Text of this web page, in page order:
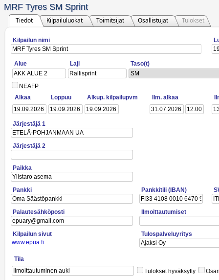
MRF Tyres SM Sprint
Tiedot Kilpailuluokat Toimitsijat Osallistujat Tulokset
Kilpailun nimi
Alue Laji
Taso(t)
SM
NEAFP
Alkaa
Loppuu Alkup. kilpailupvm Ilm. alkaa
Järjestäjä 1
Järjestäjä 2
Paikka
Pankki Pankkitili (IBAN)
Palautesähköposti Ilmoittautumiset
Kilpailun sivut
Tulospalveluyritys
www.epua.fi
Tila
Tulokset hyväksytty